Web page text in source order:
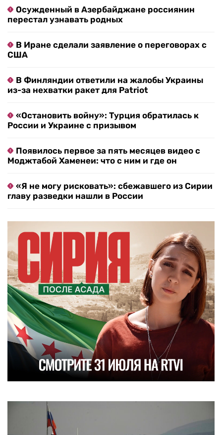
Осужденный в Азербайджане россиянин
перестал узнавать родных
В Иране сделали заявление о переговорах с
США
В Финляндии ответили на жалобы Украины
из-за нехватки ракет для Patriot
«Остановить войну»: Турция обратилась к
России и Украине с призывом
Появилось первое за пять месяцев видео с
Моджтабой Хаменеи: что с ним и где он
«Я не могу рисковать»: сбежавшего из Сирии
главу разведки нашли в России